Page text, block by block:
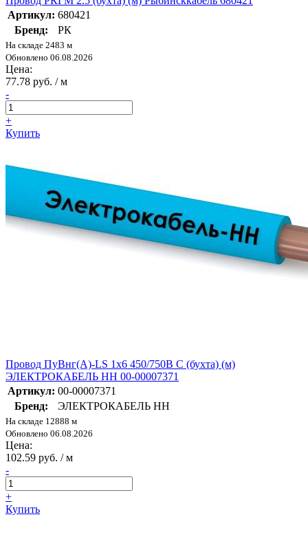
Артикул: 680421
Бренд:
РК
На складе 2483 м
Обновлено 06.08.2026
Цена:
77.78 руб. / м
-
+
Купить
Провод ПуВнг(А)-LS 1х6 450/750В С (бухта) (м)
ЭЛЕКТРОКАБЕЛЬ НН 00-00007371
Артикул: 00-00007371
Бренд:
ЭЛЕКТРОКАБЕЛЬ НН
На складе 12888 м
Обновлено 06.08.2026
Цена:
102.59 руб. / м
-
+
Купить